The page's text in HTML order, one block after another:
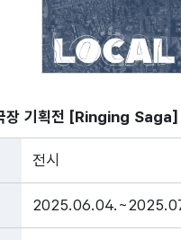
장 기획전 [Ringing Saga]
전시